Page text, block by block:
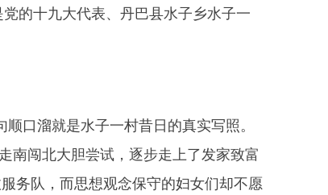
的十九大代表、丹巴县水子乡水子一
口溜就是水子一村昔日的真实写照。
南闯北大胆尝试，逐步走上了发家致富
务队，而思想观念保守的妇女们却不愿